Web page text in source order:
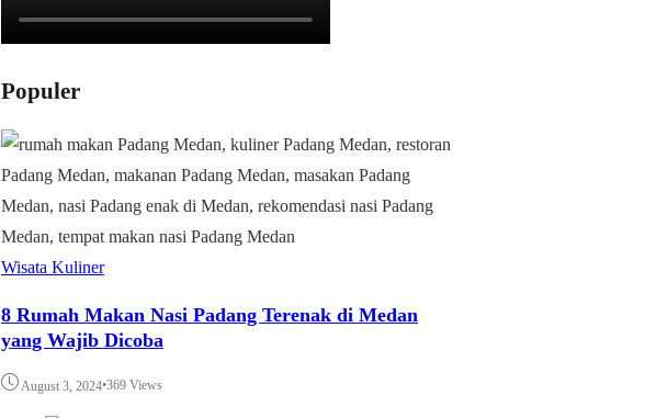
Populer
Wisata Kuliner
8 Rumah Makan Nasi Padang Terenak di Medan
yang Wajib Dicoba
August 3, 2024•369 Views